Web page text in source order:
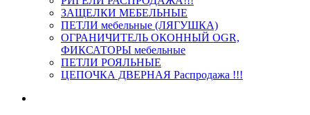
ЗАЩЕЛКИ МЕБЕЛЬНЫЕ
ПЕТЛИ мебельные (ЛЯГУШКА)
ОГРАНИЧИТЕЛЬ ОКОННЫЙ OGR,
ФИКСАТОРЫ мебельные
ПЕТЛИ РОЯЛЬНЫЕ
ЦЕПОЧКА ДВЕРНАЯ Распродажа !!!